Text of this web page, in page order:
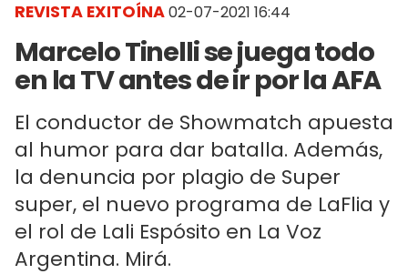
REVISTA EXITOÍNA02-07-2021 16:44
Marcelo Tinelli se juega todo
en la TV antes de ir por la AFA
El conductor de Showmatch apuesta
al humor para dar batalla. Además,
la denuncia por plagio de Super
super, el nuevo programa de LaFlia y
el rol de Lali Espósito en La Voz
Argentina. Mirá.